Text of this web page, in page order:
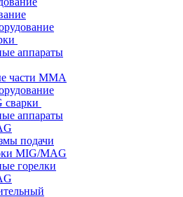
аппараты
части MMA
сварки
аппараты
подачи
MIG/MAG
горелки